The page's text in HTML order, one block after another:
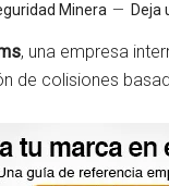
Minera Deja
, una empresa
de colisiones